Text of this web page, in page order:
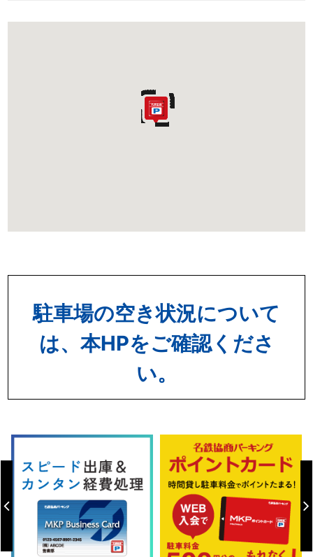
駐車場の空き状況について
は、本HPをご確認くださ
い。